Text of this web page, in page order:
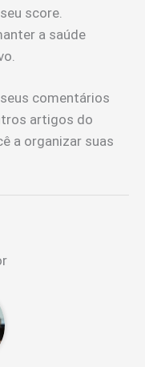
score.
a saúde
comentários
artigos do
a organizar suas